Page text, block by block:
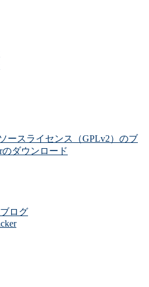
ースライセンス（GPLv2）のブ
のダウンロード
ログ